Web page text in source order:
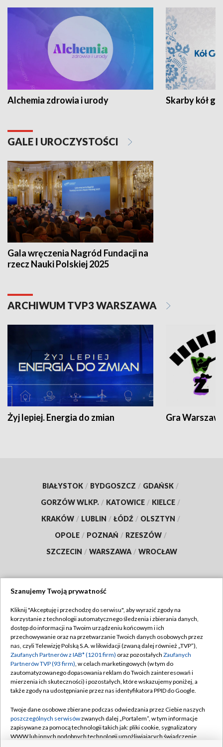
Alchemia zdrowia i urody Skarby kół
GALE I UROCZYSTOŚCI
Gala wręczenia Nagród Fundacji na
rzecz Nauki Polskiej 2025
ARCHIWUM TVP3 WARSZAWA
Żyj lepiej. Energia do zmian Gra
BIAŁYSTOK / BYDGOSZCZ / GDAŃSK /
GORZÓW WLKP. / KATOWICE / KIELCE /
KRAKÓW / LUBLIN / ŁÓDŹ / OLSZTYN /
OPOLE / POZNAŃ / RZESZÓW /
SZCZECIN / WARSZAWA / WROCŁAW
TVP
Abonament TVP
Emisja w TVP
Centrum informacji TVP
Naziemna Telewizja Cyfrowa
Rada Programowa
System NOS
Regulamin TVP
Polityka prywatności
Moje zgody
Pomoc
Kontakt
Szanujemy Twoją prywatność
Kliknij "Akceptuję i przechodzę do serwisu", aby wyrazić zgody na
korzystanie z technologii automatycznego śledzenia i zbierania danych,
dostęp do informacji na Twoim urządzeniu końcowym i ich
przechowywanie oraz na przetwarzanie Twoich danych osobowych przez
nas, czyli Telewizję Polską S.A. w likwidacji (zwaną dalej również „TVP”),
Zaufanych Partnerów z IAB* (1201 firm) oraz pozostałych Zaufanych
Partnerów TVP (93 firm), w celach marketingowych (w tym do
zautomatyzowanego dopasowania reklam do Twoich zainteresowań i
mierzenia ich skuteczności) i pozostałych, które wskazujemy poniżej, a
także zgody na udostępnianie przez nas identyfikatora PPID do Google.
Twoje dane osobowe zbierane podczas odwiedzania przez Ciebie naszych
poszczególnych serwisówzwanych dalej „Portalem”, w tym informacje
zapisywane za pomocą technologii takich jak: pliki cookie, sygnalizatory
WWW lub innych podobnych technologii umożliwiających świadczenie